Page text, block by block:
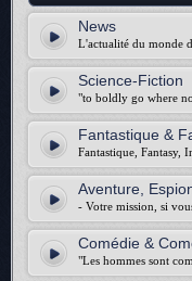
News
L'actualité du monde
Science-Fiction
"to boldly go where
Fantastique &
Fantastique, Fantasy,
Aventure,
- Votre mission, si
Comédie &
"Les hommes sont